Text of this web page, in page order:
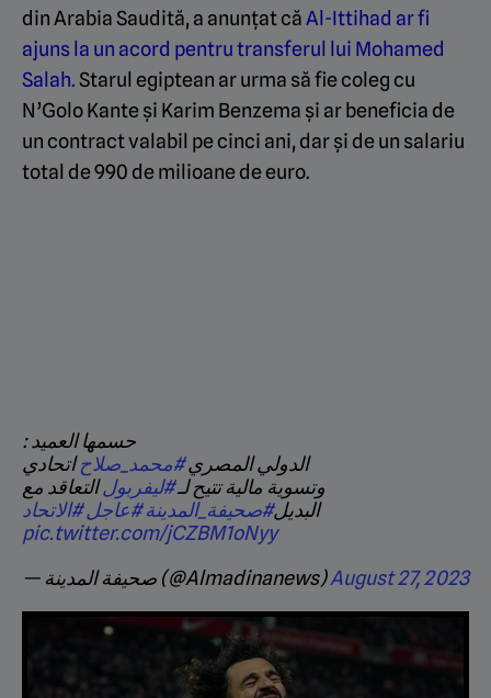
din Arabia Saudită, a anunțat căAl-Ittihad ar fi
ajuns la un acord pentru transferul lui Mohamed
Salah.Starul egiptean ar urma să fie coleg cu
N’Golo Kante și Karim Benzema și ar beneficia de
un contract valabil pe cinci ani, dar și de un salariu
total de 990 de milioane de euro.
حسمها العميد :
الدولي المصري#محمد_صلاحاتحادي
وتسوية مالية تتيح لـ#ليفربولالتعاقد مع
البديل#صحيفة_المدينة #عاجل#الاتحاد
pic.twitter.com/jCZBM1oNyy
— صحيفة المدينة (@Almadinanews)August 27, 2023